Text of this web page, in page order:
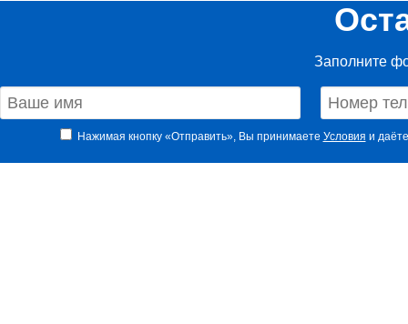
Заполните
Нажимая кнопку «Отправить», Вы принимаете Условия и